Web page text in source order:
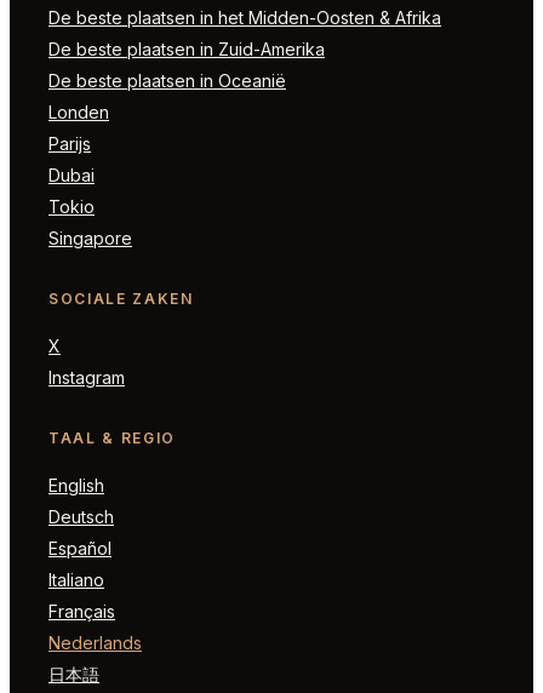
De beste plaatsen in het Midden-Oosten & Afrika
De beste plaatsen in Zuid-Amerika
De beste plaatsen in Oceanië
Londen
Parijs
Dubai
Tokio
Singapore
SOCIALE ZAKEN
X
Instagram
TAAL & REGIO
English
Deutsch
Español
Italiano
Français
Nederlands
日本語